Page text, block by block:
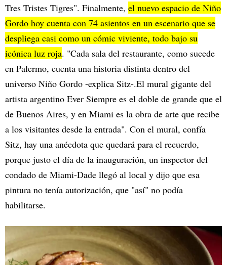
Tres Tristes Tigres". Finalmente, el nuevo espacio de Niño
Gordo hoy cuenta con 74 asientos en un escenario que se
despliega casi como un cómic viviente, todo bajo su
icónica luz roja. "Cada sala del restaurante, como sucede
en Palermo, cuenta una historia distinta dentro del
universo Niño Gordo -explica Sitz-.El mural gigante del
artista argentino Ever Siempre es el doble de grande que el
de Buenos Aires, y en Miami es la obra de arte que recibe
a los visitantes desde la entrada". Con el mural, confía
Sitz, hay una anécdota que quedará para el recuerdo,
porque justo el día de la inauguración, un inspector del
condado de Miami-Dade llegó al local y dijo que esa
pintura no tenía autorización, que "así" no podía
habilitarse.